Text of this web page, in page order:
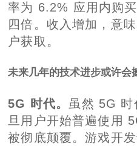
率为 6.2% 应用内购
四倍。收入增加，意
户获取。
未来几年的技术进步或许会
5G 时代。虽然 5G 时
旦用户开始普遍使用
被彻底颠覆。游戏开